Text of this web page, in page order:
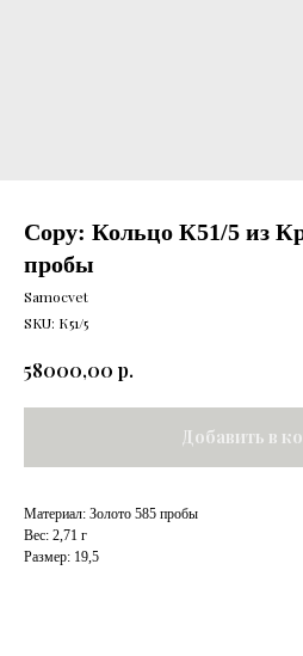
Copy: Кольцо К51/5 из
пробы
Samocvet
SKU: К51/5
58000,00 р.
Добавить в
Материал: Золото 585 пробы
Вес: 2,71 г
Размер: 19,5